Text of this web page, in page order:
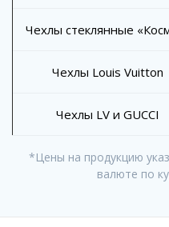
Чехлы стеклянные
Чехлы Louis Vuitton
Чехлы LV и GUCCI
*Цены на продукцию
валюте по